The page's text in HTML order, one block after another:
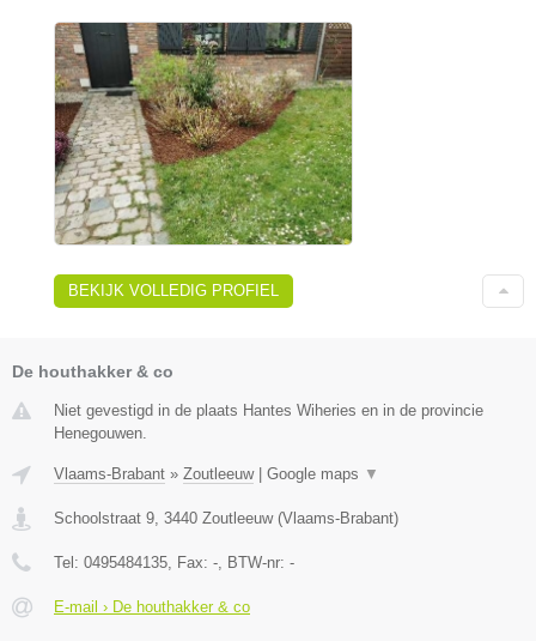
BEKIJK VOLLEDIG PROFIEL
De houthakker & co
Niet gevestigd in de plaats Hantes Wiheries en in de provincie
Henegouwen.
Vlaams-Brabant » Zoutleeuw| Google maps ▼
Schoolstraat 9, 3440 Zoutleeuw(Vlaams-Brabant)
Tel: 0495484135, Fax: -, BTW-nr: -
E-mail › De houthakker & co